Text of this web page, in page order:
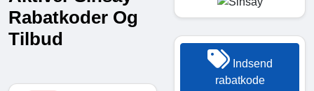
Rabatkoder Og
Tilbud
Indsend
rabatkode